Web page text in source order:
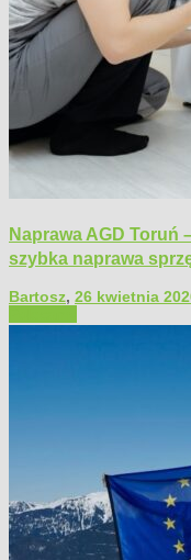
Naprawa AGD Toruń
szybka naprawa
Bartosz, 26 kwietnia